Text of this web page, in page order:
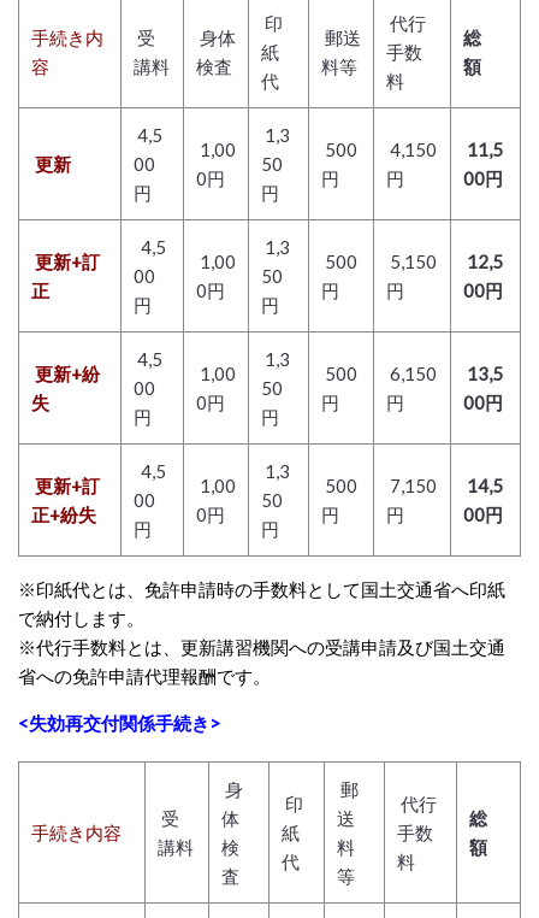
手続き内
容
受
講料
身体
検査
印
紙
代
郵送
料等
代行
手数
料
総
額
更新
4,5
00
円
1,00
0円
1,3
50
円
500
円
4,150
円
11,5
00円
更新+訂
正
4,5
00
円
1,00
0円
1,3
50
円
500
円
5,150
円
12,5
00円
更新+紛
失
4,5
00
円
1,00
0円
1,3
50
円
500
円
6,150
円
13,5
00円
更新+訂
正+紛失
4,5
00
円
1,00
0円
1,3
50
円
500
円
7,150
円
14,5
00円
※印紙代とは、免許申請時の手数料として国土交通省へ印紙
で納付します。
※代行手数料とは、更新講習機関への受講申請及び国土交通
省への免許申請代理報酬です。
<失効再交付関係手続き>
手続き内容
受
講料
身
体
検
査
印
紙
代
郵
送
料
等
代行
手数
料
総
額